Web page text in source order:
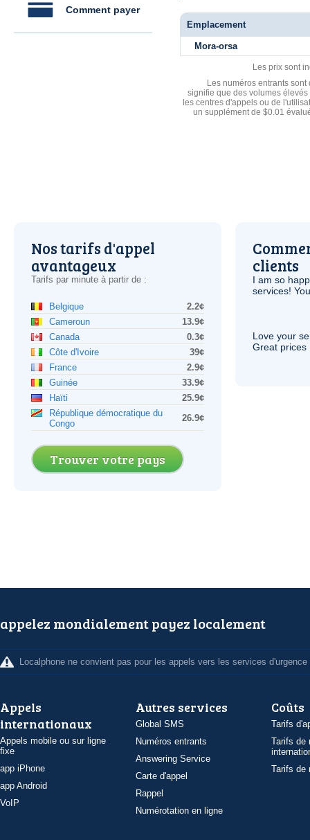
Comment payer
Emplacement
Mora-orsa
Les prix sont
Les numéros entrants
signifie que des volumes
les centres d'appels ou de
un supplément de $0.01
Nos tarifs d'appel
avantageux
Tarifs par minute à partir de :
Belgique
2.2¢
Cameroun
13.9¢
Canada
0.3¢
Côte d'Ivoire
39¢
France
2.9¢
Guinée
33.9¢
Haïti
25.9¢
République démocratique du
Congo
26.9¢
Trouver votre pays
clients
I am so
services!
Love your
Great prices
appelez mondialement payez localement
Localphone ne convient pas pour les appels vers les services d'urgence
Appels
internationaux
Appels mobile ou sur ligne
fixe
app iPhone
app Android
VoIP
Autres services
Global SMS
Numéros entrants
Answering Service
Carte d'appel
Rappel
Numérotation en ligne
Coûts
Tarifs
Tarifs de
Tarifs de